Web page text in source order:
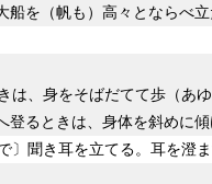
船を（帆も）高々とならべ立
は、身をそばだてて歩（あゆ
登るときは、身体を斜めに傾
〕聞き耳を立てる。耳を澄ま